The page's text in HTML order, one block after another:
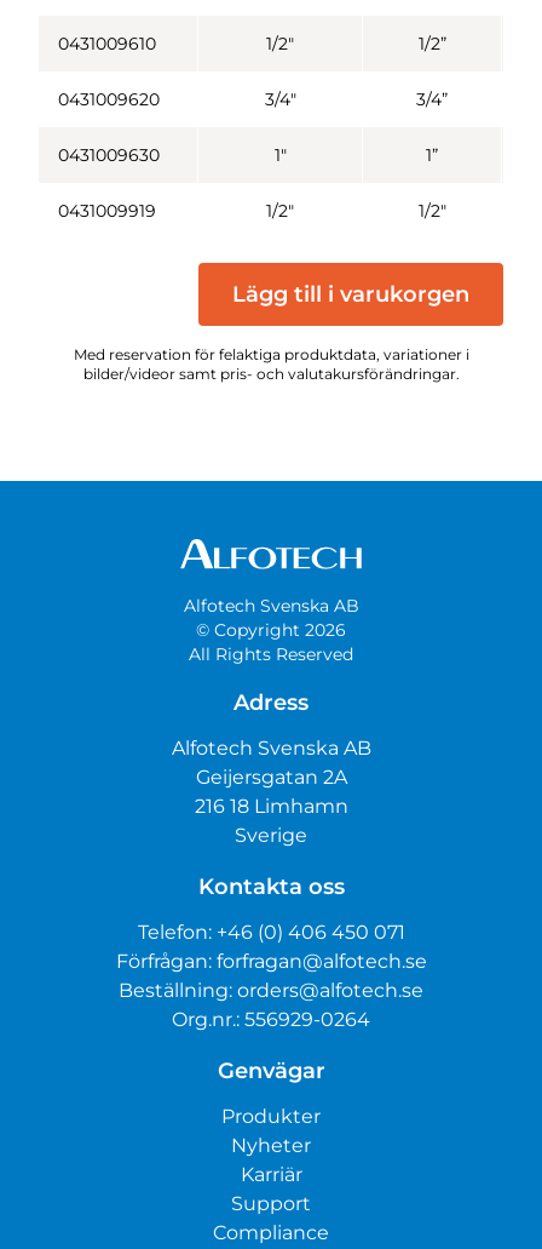
0431009610 1/2" 1/2”
0431009620 3/4" 3/4”
0431009630 1" 1”
0431009919 1/2" 1/2"
Lägg till i varukorgen
Med reservation för felaktiga produktdata, variationer i
bilder/videor samt pris- och valutakursförändringar.
Alfotech Svenska AB
© Copyright 2026
All Rights Reserved
Adress
Alfotech Svenska AB
Geijersgatan 2A
216 18 Limhamn
Sverige
Kontakta oss
Telefon: +46 (0) 406 450 071
Förfrågan: forfragan@alfotech.se
Beställning: orders@alfotech.se
Org.nr.: 556929-0264
Genvägar
Produkter
Nyheter
Karriär
Support
Compliance